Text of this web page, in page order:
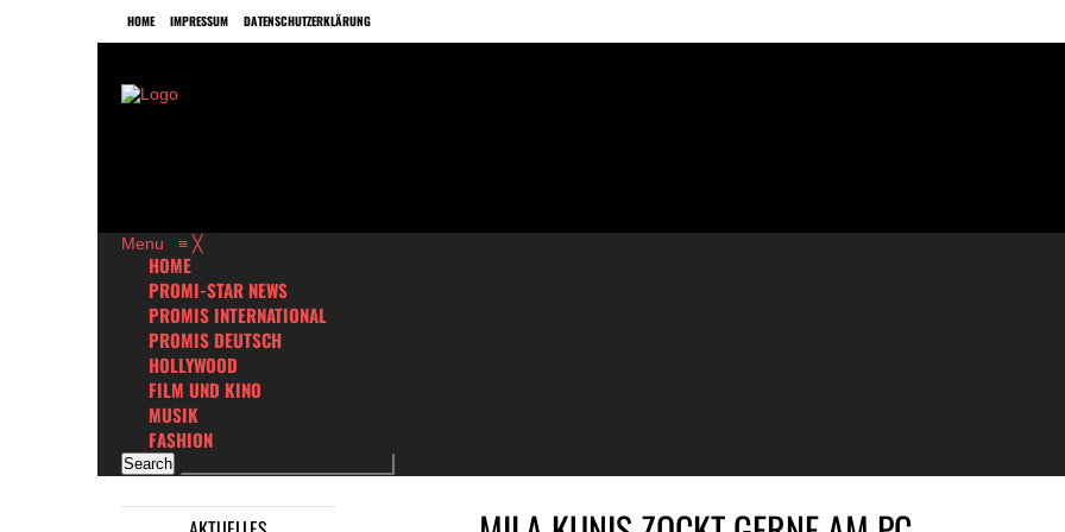
HOME IMPRESSUM DATENSCHUTZERKLÄRUNG
Menu ≡ ╳
HOME
PROMI-STAR NEWS
PROMIS INTERNATIONAL
PROMIS DEUTSCH
HOLLYWOOD
FILM UND KINO
MUSIK
FASHION